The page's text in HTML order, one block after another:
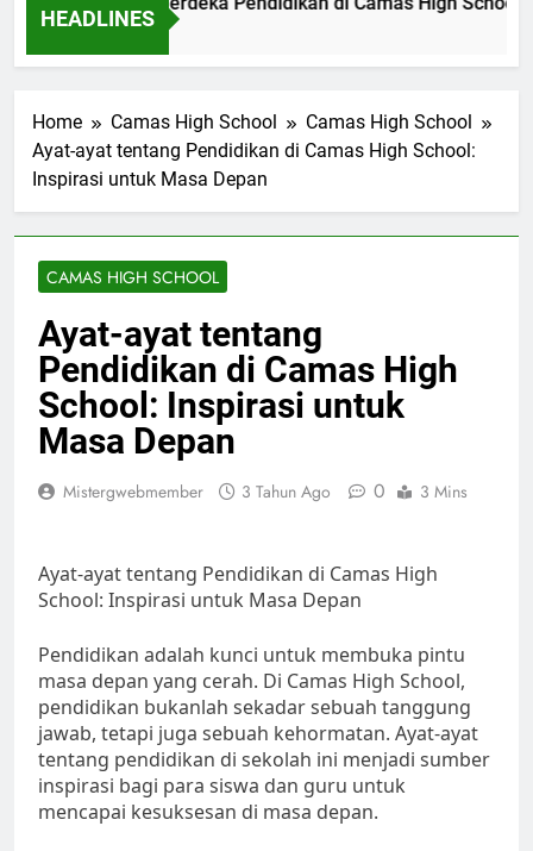
HEADLINES
Home Camas High School
Camas High School
Ayat-ayat tentang Pendidikan di Camas High School:
Inspirasi untuk Masa Depan
CAMAS HIGH SCHOOL
Ayat-ayat tentang
Pendidikan di Camas High
School: Inspirasi untuk
Masa Depan
Mistergwebmember 3 Tahun Ago 0 3 Mins
Ayat-ayat tentang Pendidikan di Camas High
School: Inspirasi untuk Masa Depan
Pendidikan adalah kunci untuk membuka pintu
masa depan yang cerah. Di Camas High School,
pendidikan bukanlah sekadar sebuah tanggung
jawab, tetapi juga sebuah kehormatan. Ayat-ayat
tentang pendidikan di sekolah ini menjadi sumber
inspirasi bagi para siswa dan guru untuk
mencapai kesuksesan di masa depan.